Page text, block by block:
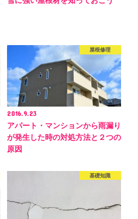
屋根修理
2016.9.23
アパート・マンションから雨漏り
が発生した時の対処方法と２つの
原因
基礎知識